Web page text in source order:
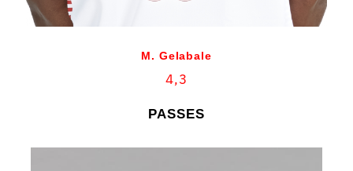
M. Gelabale
4,3
PASSES